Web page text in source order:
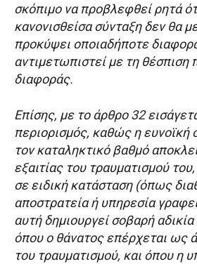
σκόπιμο να προβλεφθεί ρητά
κανονισθείσα σύνταξη δεν θα
προκύψει οποιαδήποτε
αντιμετωπιστεί με τη
διαφοράς.
Επίσης, με το άρθρο 32
περιορισμός, καθώς η ευνοϊκή
τον καταληκτικό βαθμό
εξαιτίας του τραυματισμού
σε ειδική κατάσταση (όπως
αποστρατεία ή υπηρεσία
αυτή δημιουργεί σοβαρή
όπου ο θάνατος επέρχεται ως
του τραυματισμού, και όπου η